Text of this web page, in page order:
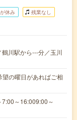
休み 残業なし
川駅から---分／玉川
の曜日があればご相
～16:009:00～